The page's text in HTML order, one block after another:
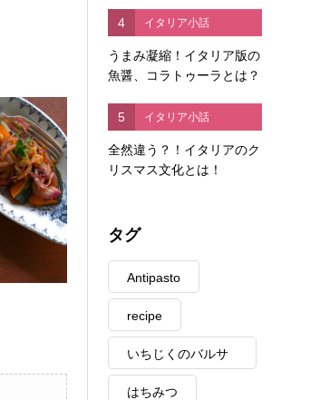
4 イタリア小話
うまみ凝縮！イタリア版の
魚醤、コラトゥーラとは？
5 イタリア小話
全然違う？！イタリアのク
リスマス文化とは！
タグ
Antipasto
recipe
いちじくのバルサ
ミコ
はちみつ